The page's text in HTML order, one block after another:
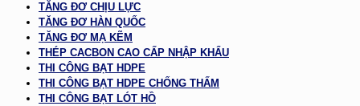
TĂNG ĐƠ CHỊU LỰC
TĂNG ĐƠ HÀN QUỐC
TĂNG ĐƠ MẠ KẼM
THÉP CACBON CAO CẤP NHẬP KHẨU
THI CÔNG BẠT HDPE
THI CÔNG BẠT HDPE CHỐNG THẤM
THI CÔNG BẠT LÓT HỒ